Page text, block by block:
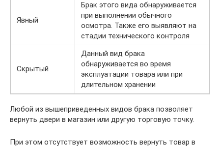
Явный
Брак этого вида обнаруживается
при выполнении обычного
осмотра. Также его выявляют на
стадии технического контроля
Скрытый
Данный вид брака
обнаруживается во время
эксплуатации товара или при
длительном хранении
Любой из вышеприведенных видов брака позволяет
вернуть двери в магазин или другую торговую точку.
При этом отсутствует возможность вернуть товар в